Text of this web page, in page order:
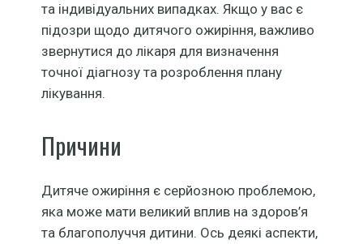
та індивідуальних випадках. Якщо у вас є
підозри щодо дитячого ожиріння, важливо
звернутися до лікаря для визначення
точної діагнозу та розроблення плану
лікування.
Причини
Дитяче ожиріння є серйозною проблемою,
яка може мати великий вплив на здоров’я
та благополуччя дитини. Ось деякі аспекти,